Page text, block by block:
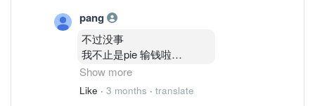
看到美国起。。
又来反话
。。。。
哈哈。
pang
不过没事
我不止是pie 输钱啦
还有很多个科技股都输钱
。。。
Show more
Like · 3 months · translate